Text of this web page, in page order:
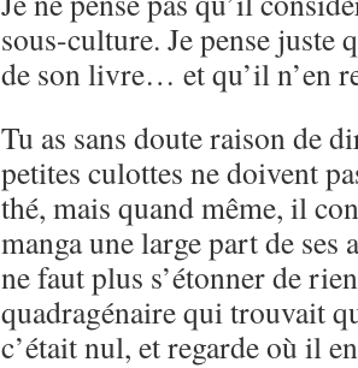
sous-culture. Je pense juste
de son livre… et qu’il n’en
Tu as sans doute raison de
petites culottes ne doivent
thé, mais quand même, il
manga une large part de ses
ne faut plus s’étonner de
quadragénaire qui trouvait
c’était nul, et regarde où il